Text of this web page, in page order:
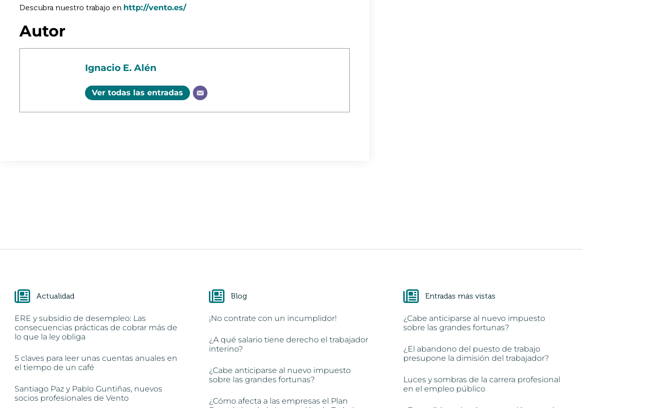
Descubra nuestro trabajo en http://vento.es/
Autor
Ignacio E. Alén
Ver todas las entradas
Actualidad
ERE y subsidio de desempleo: Las
consecuencias prácticas de cobrar más de
lo que la ley obliga
5 claves para leer unas cuentas anuales en
el tiempo de un café
Santiago Paz y Pablo Guntiñas, nuevos
socios profesionales de Vento
Blog
¡No contrate con un incumplidor!
¿A qué salario tiene derecho el trabajador
interino?
¿Cabe anticiparse al nuevo impuesto
sobre las grandes fortunas?
¿Cómo afecta a las empresas el Plan
Entradas más vistas
¿Cabe anticiparse al nuevo impuesto
sobre las grandes fortunas?
¿El abandono del puesto de trabajo
presupone la dimisión del trabajador?
Luces y sombras de la carrera profesional
en el empleo público